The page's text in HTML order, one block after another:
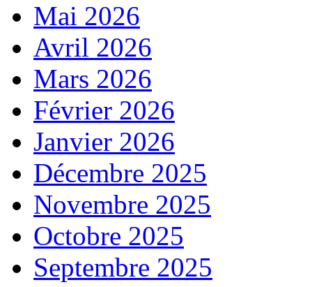
Mai 2026
Avril 2026
Mars 2026
Février 2026
Janvier 2026
Décembre 2025
Novembre 2025
Octobre 2025
Septembre 2025